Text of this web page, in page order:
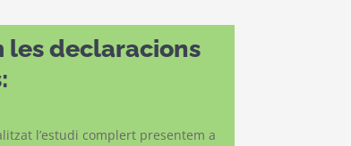
les declaracions
l’estudi complert presentem a